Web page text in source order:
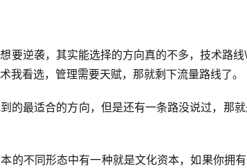
要逆袭，其实能选择的方向真的不多，技术路
我看选，管理需要天赋，那就剩下流量路线了。
的最适合的方向，但是还有一条路没说过，那
的不同形态中有一种就是文化资本，如果你拥